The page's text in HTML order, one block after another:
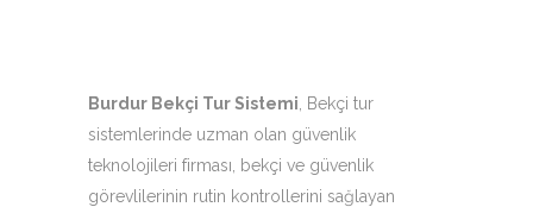
Burdur Bekçi Tur Sistemi , Bekçi tur
sistemlerinde uzman olan güvenlik
teknolojileri firması, bekçi ve güvenlik
görevlilerinin rutin kontrollerini sağlayan